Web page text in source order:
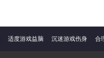
适度游戏益脑 沉迷游戏伤身 合